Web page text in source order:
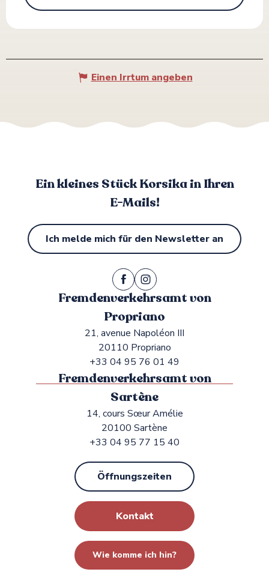
Einen Irrtum angeben
Ein kleines Stück Korsika in Ihren
E-Mails!
Ich melde mich für den Newsletter an
Fremdenverkehrsamt von
Propriano
21, avenue Napoléon III
20110 Propriano
+33 04 95 76 01 49
Fremdenverkehrsamt von
Sartène
14, cours Sœur Amélie
20100 Sartène
+33 04 95 77 15 40
Öffnungszeiten
Kontakt
Wie komme ich hin?